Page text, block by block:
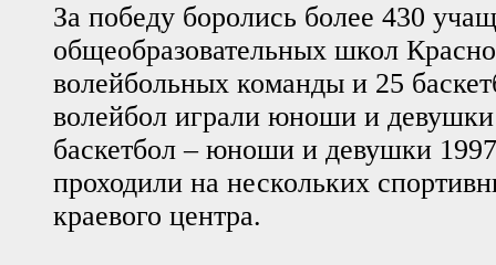
За победу боролись более 430
общеобразовательных школ
волейбольных команды и 25
волейбол играли юноши и девушки
баскетбол – юноши и девушки
проходили на нескольких
краевого центра.